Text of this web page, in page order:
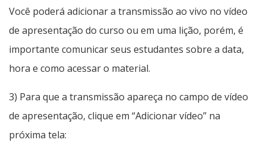
Você poderá adicionar a transmissão ao vivo no vídeo
de apresentação do curso ou em uma lição, porém, é
importante comunicar seus estudantes sobre a data,
hora e como acessar o material.
3) Para que a transmissão apareça no campo de vídeo
de apresentação, clique em “Adicionar vídeo” na
próxima tela: